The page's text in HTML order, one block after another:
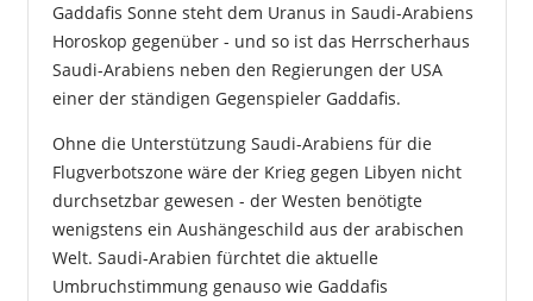
Gaddafis Sonne steht dem Uranus in Saudi-Arabiens
Horoskop gegenüber - und so ist das Herrscherhaus
Saudi-Arabiens neben den Regierungen der USA
einer der ständigen Gegenspieler Gaddafis.
Ohne die Unterstützung Saudi-Arabiens für die
Flugverbotszone wäre der Krieg gegen Libyen nicht
durchsetzbar gewesen - der Westen benötigte
wenigstens ein Aushängeschild aus der arabischen
Welt. Saudi-Arabien fürchtet die aktuelle
Umbruchstimmung genauso wie Gaddafis